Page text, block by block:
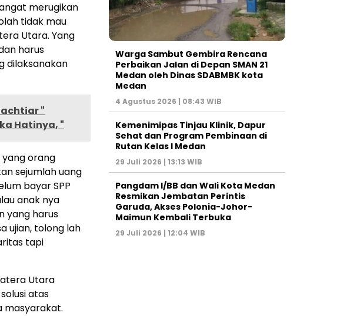
merugikan
tidak mau
Utara. Yang
harus
dilaksanakan
"
Hatinya, "
yang orang
sejumlah uang
bayar SPP
anak nya
yang harus
ujian, tolong lah
tapi
Utara
atas
masyarakat.
Warga Sambut Gembira Rencana
Perbaikan Jalan di Depan SMAN 21
Medan oleh Dinas SDABMBK kota
Medan
4 Agustus 2026 | 08:43 WIB
Kemenimipas Tinjau Klinik, Dapur
Sehat dan Program Pembinaan di
Rutan Kelas I Medan
29 Juli 2026 | 13:13 WIB
Pangdam I/BB dan Wali Kota Medan
Resmikan Jembatan Perintis
Garuda, Akses Polonia-Johor-
Maimun Kembali Terbuka
29 Juli 2026 | 12:04 WIB